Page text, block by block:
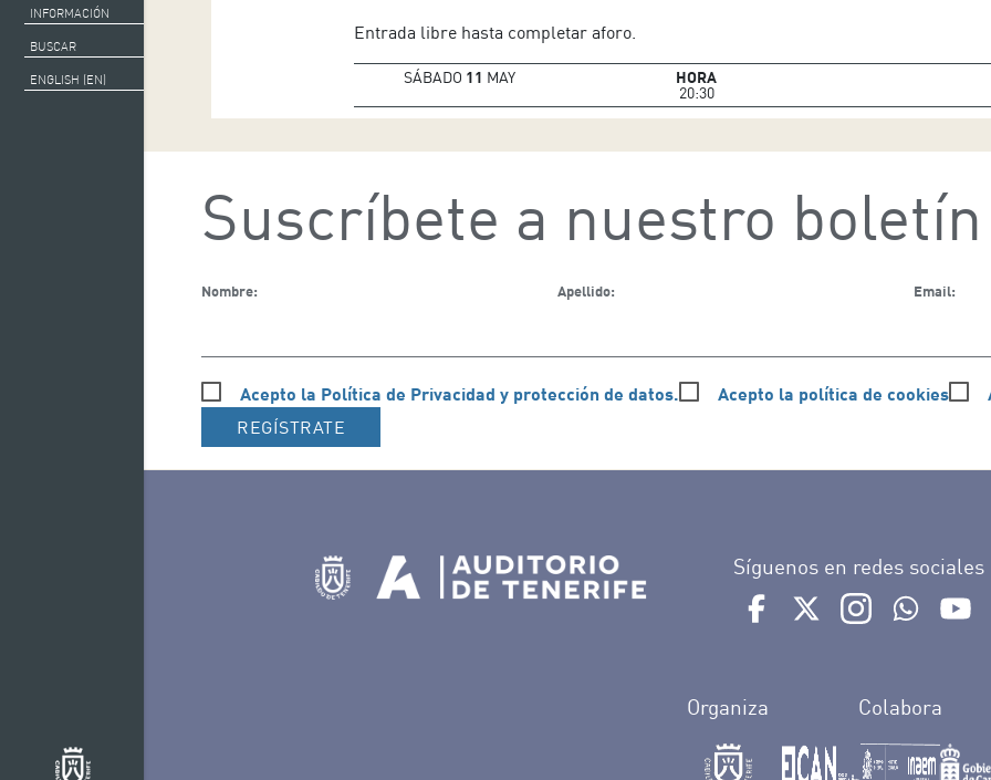
INFORMACIÓN
BUSCAR
ENGLISH (EN)
Entrada libre hasta completar aforo.
SÁBADO 11 MAY
HORA
20:30
Suscríbete a nuestro boletín
Nombre: Apellido: Email:
Acepto la Política de Privacidad y protección de datos. Acepto la política de cookies
REGÍSTRATE
Síguenos en redes sociales
Ir a perfil de Auditorio de
Ir a perfil deIr a perfil de
Ir al
Organiza Colabora